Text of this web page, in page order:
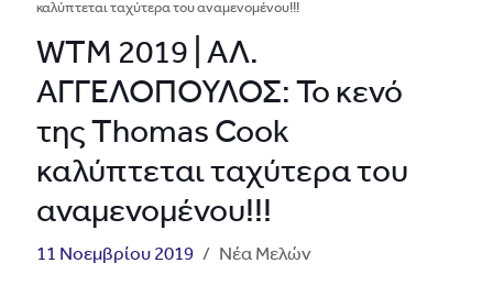
καλύπτεται ταχύτερα του αναμενομένου!!!
WTM 2019 | ΑΛ.
ΑΓΓΕΛΟΠΟΥΛΟΣ: Το κενό
της Thomas Cook
καλύπτεται ταχύτερα του
αναμενομένου!!!
11 Νοεμβρίου 2019 / Νέα Μελών